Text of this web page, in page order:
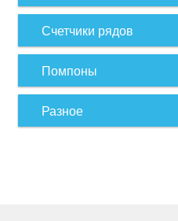
Счетчики рядов
Помпоны
Разное